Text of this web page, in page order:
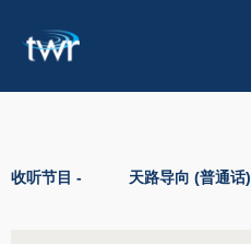
收听节目 - 天路导向 (普通话)